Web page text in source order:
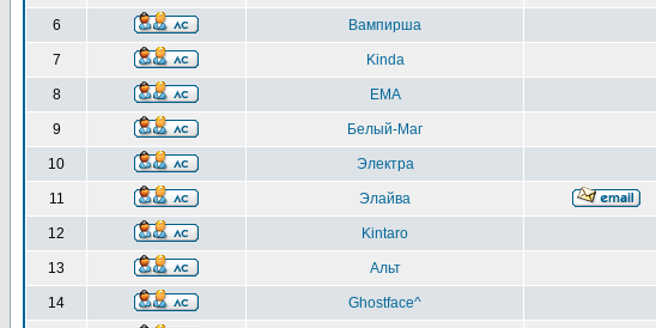
6 Вампирша
7 Kinda
8 EMA
9 Белый-Маг
10 Электра
11 Элайва
12 Kintaro
13 Альт
14 Ghostface^